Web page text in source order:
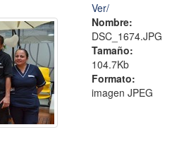
Ver/
Nombre:
DSC_1674.JPG
Tamaño:
104.7Kb
Formato:
imagen JPEG